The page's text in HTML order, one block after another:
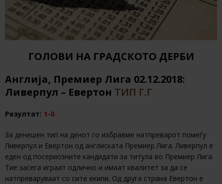
ГОЛОВИ НА ГРАДСКОТО ДЕРБИ
Англија, Премиер Лига 02.12.2018:
Ливерпул – Евертон ТИП Г.Г
Резултат: 1-0
За денешен тип на денот го избравме натпреварот помеѓу
Ливерпул и Евертон од англиската Премиер Лига. Ливерпул е
еден од посериозните кандидати за титула во Премиер Лига.
Тие засега играат одлично и имаат квалитет за да се
натпреваруваат со сите екипи. Од друга страна Евертон е